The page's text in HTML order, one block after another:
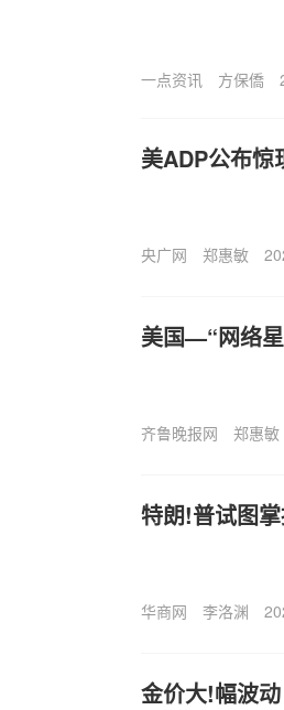
一点资讯 方保僑
美ADP公布惊
央广网 郑惠敏
美国—“网络
齐鲁晚报网 郑惠敏
特朗!普试图
华商网 李洛渊
金价大!幅波